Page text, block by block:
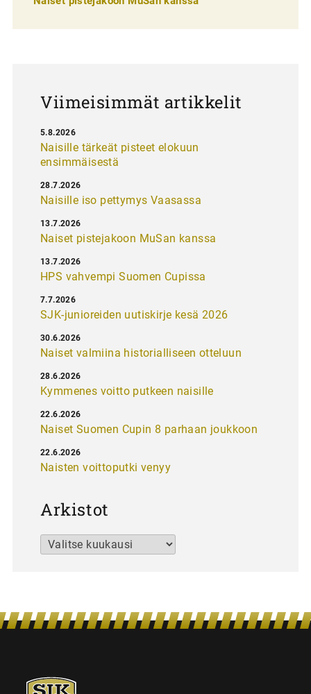
Viimeisimmät artikkelit
Naisille tärkeät pisteet elokuun
ensimmäisestä
5.8.2026
Naisille iso pettymys Vaasassa
28.7.2026
Naiset pistejakoon MuSan kanssa
13.7.2026
HPS vahvempi Suomen Cupissa
13.7.2026
SJK-junioreiden uutiskirje kesä 2026
7.7.2026
Naiset valmiina historialliseen otteluun
30.6.2026
Kymmenes voitto putkeen naisille
28.6.2026
Naiset Suomen Cupin 8 parhaan joukkoon
22.6.2026
Naisten voittoputki venyy
22.6.2026
Arkistot
Arkistot
SJK-